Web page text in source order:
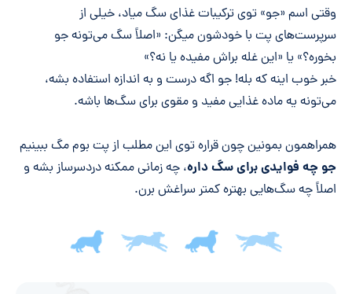
خلاصه مقاله
وقتی اسم «جو» توی ترکیبات غذای سگ میاد، خیلی از
سرپرست‌های پت با خودشون میگن: «اصلاً سگ می‌تونه جو
بخوره؟» یا «این غله براش مفیده یا نه؟»
خبر خوب اینه که بله! جو اگه درست و به اندازه استفاده بشه،
می‌تونه یه ماده غذایی مفید و مقوی برای سگ‌ها باشه.
همراهمون بمونین چون قراره توی این مطلب از پت بوم مگ ببینیم
جو چه فوایدی برای سگ داره، چه زمانی ممکنه دردسرساز بشه و
اصلاً چه سگ‌هایی بهتره کمتر سراغش برن.